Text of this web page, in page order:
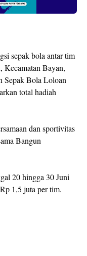
sepak bola antar tim
Kecamatan Bayan,
Sepak Bola Loloan
total hadiah
dan sportivitas
Bangun
20 hingga 30 Juni
Rp 1,5 juta per tim.